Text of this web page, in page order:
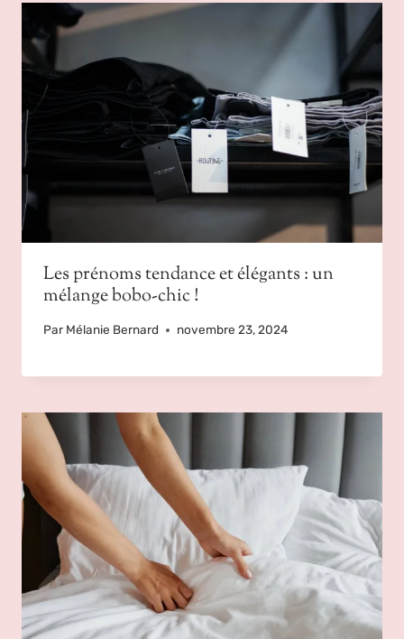
Les prénoms tendance et élégants : un
mélange bobo-chic !
Par Mélanie Bernard novembre 23, 2024